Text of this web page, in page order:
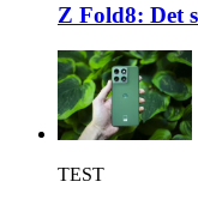
Z Fold8: Det
TEST